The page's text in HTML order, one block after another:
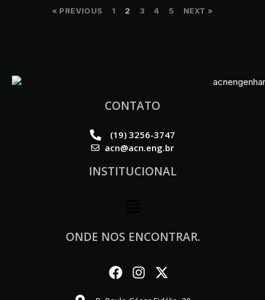
« PREVIOUS 1 2 3 4 5 NEXT »
CONTATO
(19) 3256-3747
acn@acn.eng.br
INSTITUCIONAL
ONDE NOS ENCONTRAR.